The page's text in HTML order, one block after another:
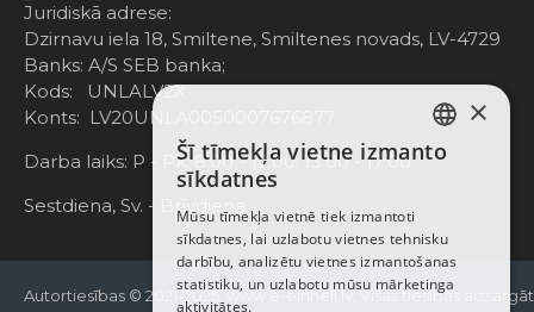
Juridiskā adrese:
Dzirnavu iela 18, Smiltene, Smiltenes novads, LV-4729
Banks: A/S SEB banka;
Kods: UNLALV2X
Konts: LV20UNLA0050007676877
Darba laiks: P - Pk. 8:00 - 12:00; 13:00 - 17:00
Sestdiena, Sv. - Brīvdiena
Autortiesības © 2021-2025, www.e-einhell.lv, Visas tiesības
LATVIAN
ENGLISH
×
Šī tīmekļa vietne izmanto
sīkdatnes
Mūsu tīmekļa vietnē tiek izmantoti
sīkdatnes, lai uzlabotu vietnes tehnisku
darbību, analizētu vietnes izmantošanas
statistiku, un uzlabotu mūsu mārketinga
aktivitātes.